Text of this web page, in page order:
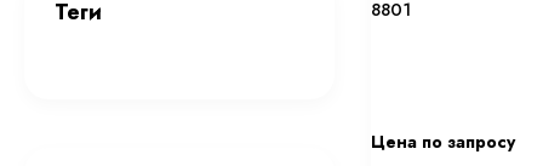
8801
Цена по запросу
Теги